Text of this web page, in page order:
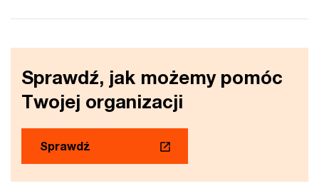
Sprawdź, jak możemy pomóc
Twojej organizacji
Sprawdź